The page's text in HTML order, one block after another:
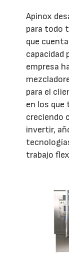
Apinox
para todo
que
capacidad
empresa
para el
en los que
creciendo
invertir,
trabajo